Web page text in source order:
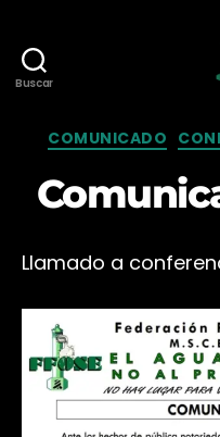
Buscar
COMUNICADO
Llamado a